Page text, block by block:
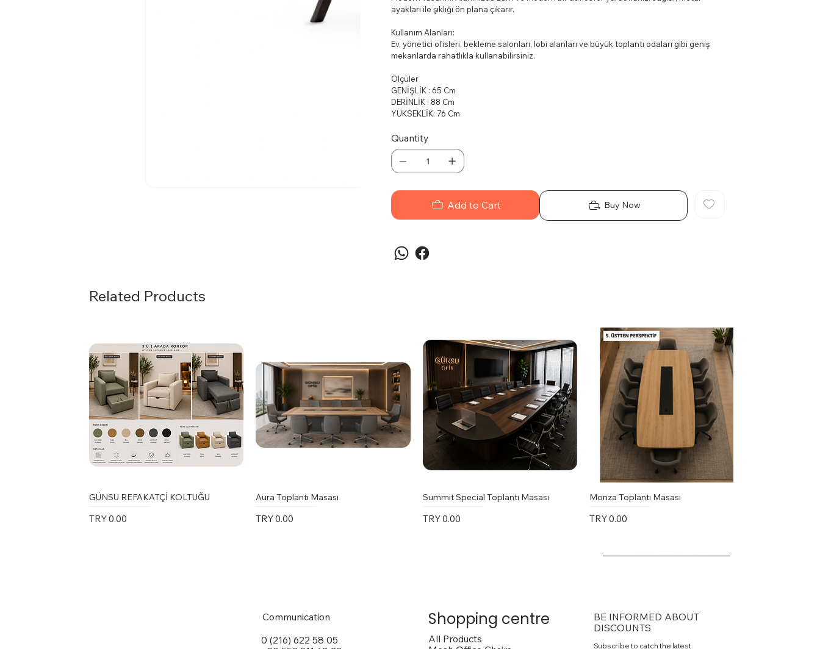
ayakları ile şıklığı ön plana çıkarır.
Kullanım Alanları:
Ev, yönetici ofisleri, bekleme salonları, lobi alanları ve büyük toplantı odaları gibi geniş
mekanlarda rahatlıkla kullanabilirsiniz.
Ölçüler
GENİŞLİK : 65 Cm
DERİNLİK : 88 Cm
YÜKSEKLİK: 76 Cm
Quantity
Add to Cart Buy Now
Related Products
GÜNSU REFAKATÇİ KOLTUĞU
Price
TRY 0.00
Aura Toplantı Masası
Price
TRY 0.00
Summit Special Toplantı Masası
Price
TRY 0.00
Monza Toplantı Masası
Price
TRY 0.00
Communication
0 (216) 622 58 05
Shopping centre
All Products
BE INFORMED ABOUT
DISCOUNTS
Subscribe to catch the latest